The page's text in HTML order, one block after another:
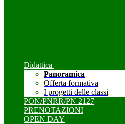
Didattica
Panoramica
Offerta formativa
I progetti delle classi
PON/PNRR/PN 2127
PRENOTAZIONI
OPEN DAY